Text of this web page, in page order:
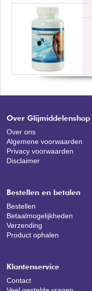
Over Glijmiddelenshop
Over ons
Algemene voorwaarden
Privacy voorwaarden
Disclaimer
Bestellen en betalen
Bestellen
Betaalmogelijkheden
Verzending
Product ophalen
Klantenservice
Contact